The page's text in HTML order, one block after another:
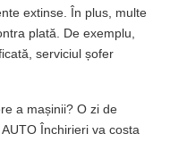
extinse. În plus, multe
plată. De exemplu,
serviciul șofer
a mașinii? O zi de
Închirieri va costa